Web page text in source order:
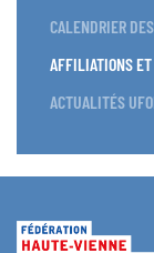
CALENDRIER
AFFILIATIONS
ACTUALITÉS